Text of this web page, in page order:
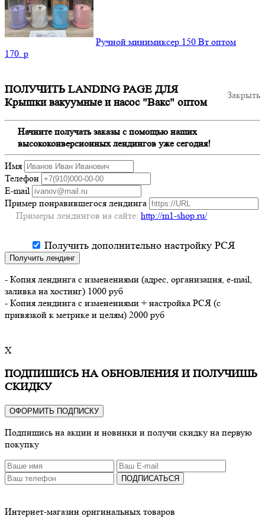
Ручной минимиксер 150 Вт оптом
170. p
Закрыть
ПОЛУЧИТЬ LANDING PAGE ДЛЯ
Крышки вакуумные и насос "Вакс" оптом
Начните получать заказы с помощью наших
высококонверсионных лендингов уже сегодня!
Имя
Телефон
E-mail
Пример понравившегося лендинга
Примеры лендингов на сайте: http://m1-shop.ru/
Получить дополнительно настройку РСЯ
Получить лендинг
- Копия лендинга с изменениями (адрес, организация, e-mail,
заливка на хостинг) 1000 руб
- Копия лендинга с изменениями + настройка РСЯ (с
привязкой к метрике и целям) 2000 руб
X
ПОДПИШИСЬ НА ОБНОВЛЕНИЯ И ПОЛУЧИШЬ
СКИДКУ
ОФОРМИТЬ ПОДПИСКУ
Подпишись на акции и новинки и получи скидку на первую
покупку
ПОДПИСАТЬСЯ
Интернет-магазин оригинальных товаров